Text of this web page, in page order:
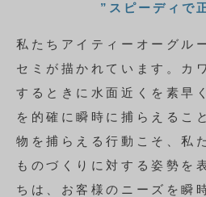
”スピーディで
私たちアイティーオーグル
セミが描かれています。カ
するときに水面近くを素早
を的確に瞬時に捕らえるこ
物を捕らえる行動こそ、私
ものづくりに対する姿勢を
ちは、お客様のニーズを瞬